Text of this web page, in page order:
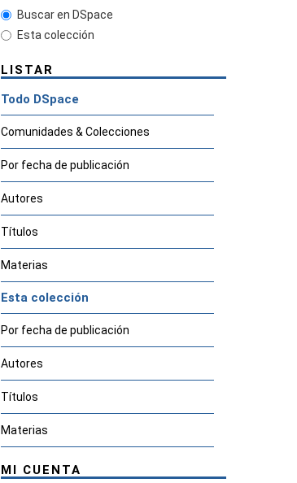
Buscar en DSpace
Esta colección
LISTAR
Todo DSpace
Comunidades & Colecciones
Por fecha de publicación
Autores
Títulos
Materias
Esta colección
Por fecha de publicación
Autores
Títulos
Materias
MI CUENTA